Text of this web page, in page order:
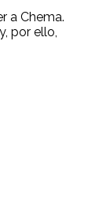
a Chema.
por ello,